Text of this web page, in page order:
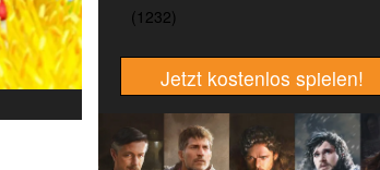
Jetzt kostenlos spielen!